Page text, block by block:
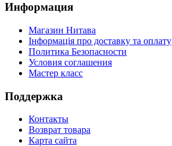
Информация
Магазин Нитава
Інформація про доставку та оплату
Политика Безопасности
Условия соглашения
Мастер класс
Поддержка
Контакты
Возврат товара
Карта сайта